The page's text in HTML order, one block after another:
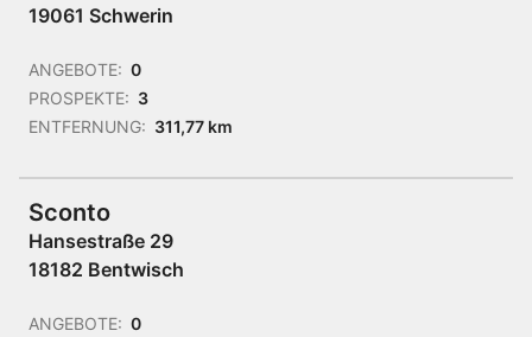
19061 Schwerin
ANGEBOTE: 0
PROSPEKTE: 3
ENTFERNUNG: 311,77 km
Sconto
Hansestraße 29
18182 Bentwisch
ANGEBOTE: 0